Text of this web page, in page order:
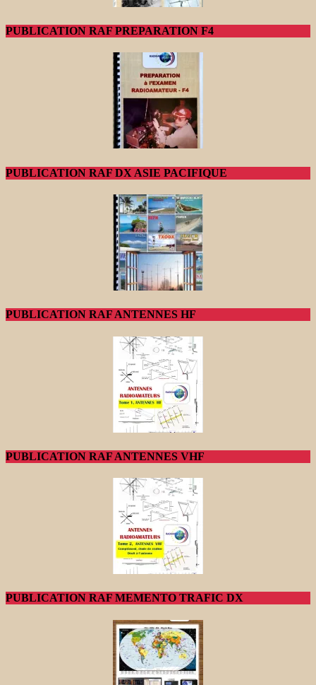
PUBLICATION RAF PREPARATION F4
PUBLICATION RAF DX ASIE PACIFIQUE
PUBLICATION RAF ANTENNES HF
PUBLICATION RAF ANTENNES VHF
PUBLICATION RAF MEMENTO TRAFIC DX